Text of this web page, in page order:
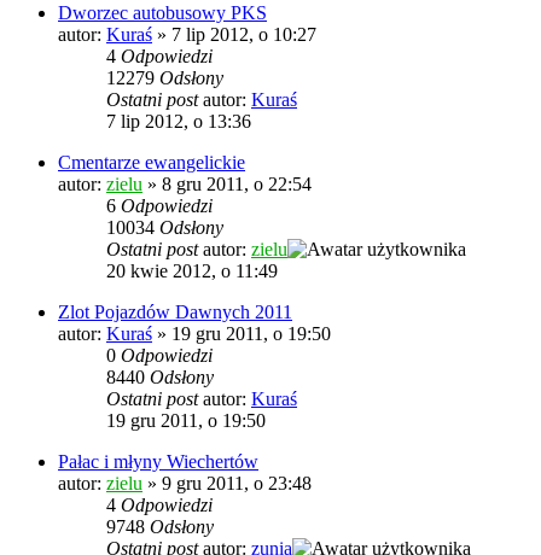
Dworzec autobusowy PKS
autor: Kuraś » 7 lip 2012, o 10:27
4 Odpowiedzi
12279 Odsłony
Ostatni postautor: Kuraś
7 lip 2012, o 13:36
Cmentarze ewangelickie
autor: zielu » 8 gru 2011, o 22:54
6 Odpowiedzi
10034 Odsłony
Ostatni postautor: zielu
20 kwie 2012, o 11:49
Zlot Pojazdów Dawnych 2011
autor: Kuraś » 19 gru 2011, o 19:50
0 Odpowiedzi
8440 Odsłony
Ostatni postautor: Kuraś
19 gru 2011, o 19:50
Pałac i młyny Wiechertów
autor: zielu » 9 gru 2011, o 23:48
4 Odpowiedzi
9748 Odsłony
Ostatni postautor: zunia